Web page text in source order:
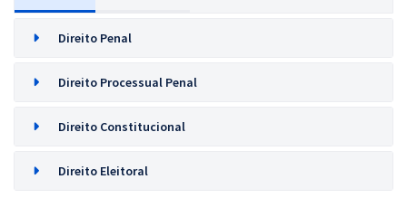
Direito Penal
Direito Processual Penal
Direito Constitucional
Direito Eleitoral